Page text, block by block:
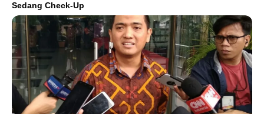
Sedang Check-Up